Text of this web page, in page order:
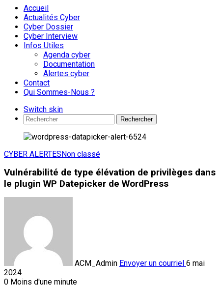
Accueil
Actualités Cyber
Cyber Dossier
Cyber Interview
Infos Utiles
Agenda cyber
Documentation
Alertes cyber
Contact
Qui Sommes-Nous ?
Switch skin
Rechercher
CYBER ALERTESNon classé
Vulnérabilité de type élévation de privilèges dans
le plugin WP Datepicker de WordPress
ACM_Admin Envoyer un courriel 6 mai
2024
0 Moins d'une minute